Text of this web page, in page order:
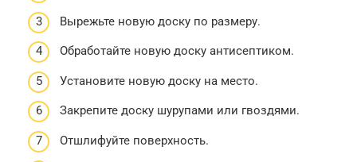
Вырежьте новую доску по размеру.
Обработайте новую доску антисептиком.
Установите новую доску на место.
Закрепите доску шурупами или гвоздями.
Отшлифуйте поверхность.